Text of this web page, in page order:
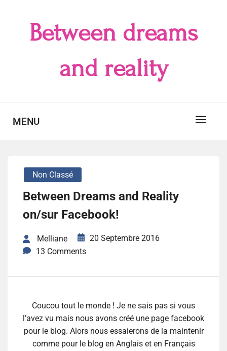
Between dreams
and reality
MENU
Non Classé
Between Dreams and Reality
on/sur Facebook!
Melliane
20 Septembre 2016
13 Comments
Coucou tout le monde ! Je ne sais pas si vous
l’avez vu mais nous avons créé une page facebook
pour le blog. Alors nous essaierons de la maintenir
comme pour le blog en Anglais et en Français